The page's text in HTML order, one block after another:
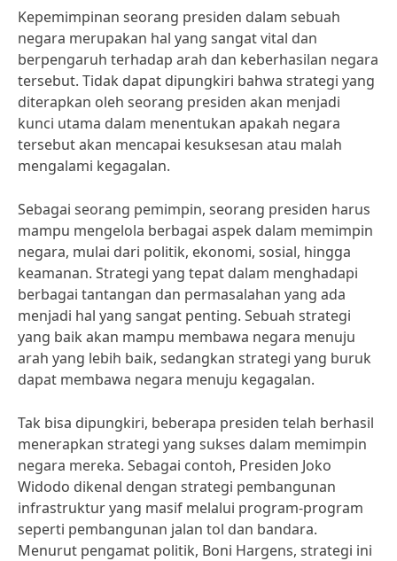
Kepemimpinan seorang presiden dalam sebuah
negara merupakan hal yang sangat vital dan
berpengaruh terhadap arah dan keberhasilan negara
tersebut. Tidak dapat dipungkiri bahwa strategi yang
diterapkan oleh seorang presiden akan menjadi
kunci utama dalam menentukan apakah negara
tersebut akan mencapai kesuksesan atau malah
mengalami kegagalan.
Sebagai seorang pemimpin, seorang presiden harus
mampu mengelola berbagai aspek dalam memimpin
negara, mulai dari politik, ekonomi, sosial, hingga
keamanan. Strategi yang tepat dalam menghadapi
berbagai tantangan dan permasalahan yang ada
menjadi hal yang sangat penting. Sebuah strategi
yang baik akan mampu membawa negara menuju
arah yang lebih baik, sedangkan strategi yang buruk
dapat membawa negara menuju kegagalan.
Tak bisa dipungkiri, beberapa presiden telah berhasil
menerapkan strategi yang sukses dalam memimpin
negara mereka. Sebagai contoh, Presiden Joko
Widodo dikenal dengan strategi pembangunan
infrastruktur yang masif melalui program-program
seperti pembangunan jalan tol dan bandara.
Menurut pengamat politik, Boni Hargens, strategi ini